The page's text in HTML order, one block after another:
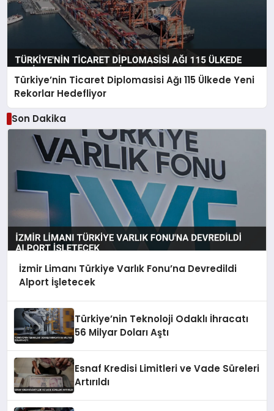
Türkiye’nin Ticaret Diplomasisi Ağı 115 Ülkede Yeni
Rekorlar Hedefliyor
Son Dakika
İzmir Limanı Türkiye Varlık Fonu’na Devredildi
Alport İşletecek
Türkiye’nin Teknoloji Odaklı İhracatı
56 Milyar Doları Aştı
Esnaf Kredisi Limitleri ve Vade Süreleri
Artırıldı